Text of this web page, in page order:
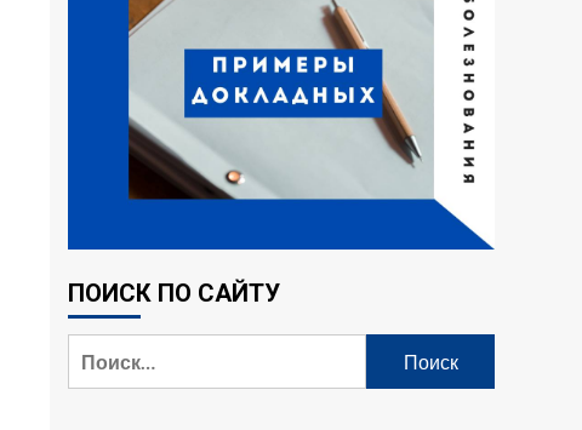
ПОИСК ПО САЙТУ